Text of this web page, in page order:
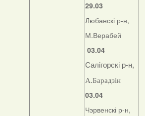
29.03
Любанскі р-н,
М.Верабей
03.04
Салігорскі р-н,
А.Барадзін
03.04
Чэрвенскі р-н,